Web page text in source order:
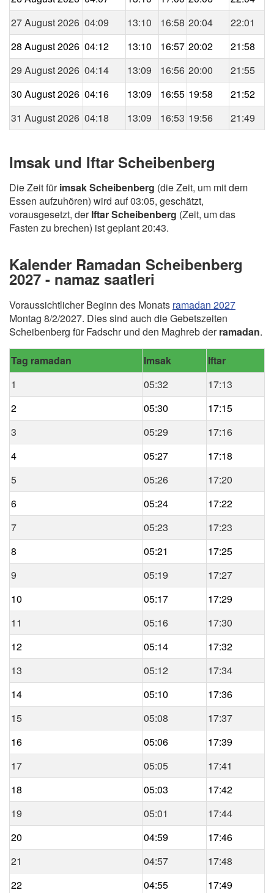
27 August 2026 04:09 13:10 16:58 20:04
22:01
28 August 2026 04:12 13:10 16:57 20:02
21:58
29 August 2026 04:14 13:09 16:56 20:00
21:55
30 August 2026 04:16 13:09 16:55 19:58
21:52
31 August 2026 04:18 13:09 16:53 19:56 21:49
Imsak und Iftar Scheibenberg
Die Zeit fürimsak Scheibenberg (die Zeit, um mit dem
Essen aufzuhören) wird auf 03:05, geschätzt,
vorausgesetzt, derIftar Scheibenberg (Zeit, um das
Fasten zu brechen) ist geplant 20:43.
Kalender Ramadan Scheibenberg
2027 - namaz saatleri
Voraussichtlicher Beginn des Monats ramadan 2027
Montag 8/2/2027. Dies sind auch die Gebetszeiten
Scheibenberg für Fadschr und den Maghreb derramadan.
Tag ramadan Imsak
Iftar
1
05:32
17:13
2
05:30
17:15
3
05:29
17:16
4
05:27
17:18
5
05:26
17:20
6
05:24
17:22
7
05:23
17:23
8
05:21
17:25
9
05:19
17:27
10
05:17
17:29
11
05:16
17:30
12
05:14
17:32
13
05:12
17:34
14
05:10
17:36
15
05:08
17:37
16
05:06
17:39
17
05:05
17:41
18
05:03
17:42
19
05:01
17:44
20
04:59
17:46
21
04:57
17:48
22
04:55
17:49